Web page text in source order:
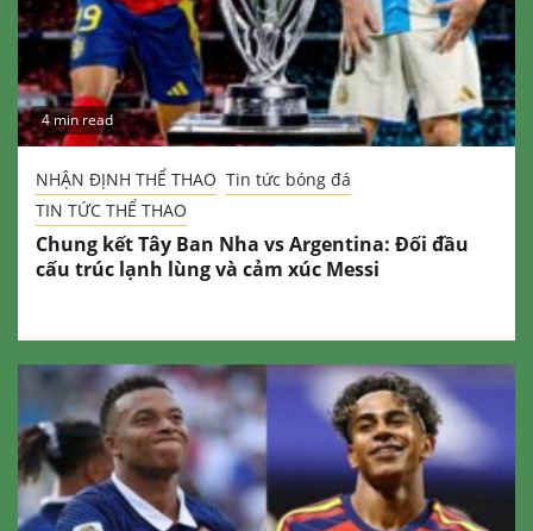
4 min read
NHẬN ĐỊNH THỂ THAO Tin tức bóng đá
TIN TỨC THỂ THAO
Chung kết Tây Ban Nha vs Argentina: Đối đầu
cấu trúc lạnh lùng và cảm xúc Messi